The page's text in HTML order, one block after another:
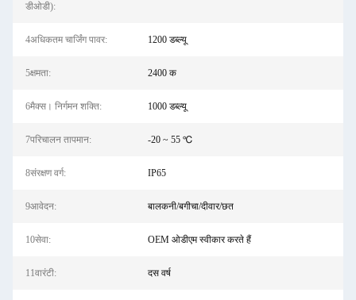
डीओडी):
4अधिकतम चार्जिंग पावर: 1200 डब्ल्यू
5क्षमता: 2400 क
6मैक्स। निर्गमन शक्ति: 1000 डब्ल्यू
7परिचालन तापमान: -20 ~ 55 ℃
8संरक्षण वर्ग: IP65
9आवेदन: बालकनी/बगीचा/दीवार/छत
10सेवा: OEM ओडीएम स्वीकार करते हैं
11वारंटी: दस वर्ष